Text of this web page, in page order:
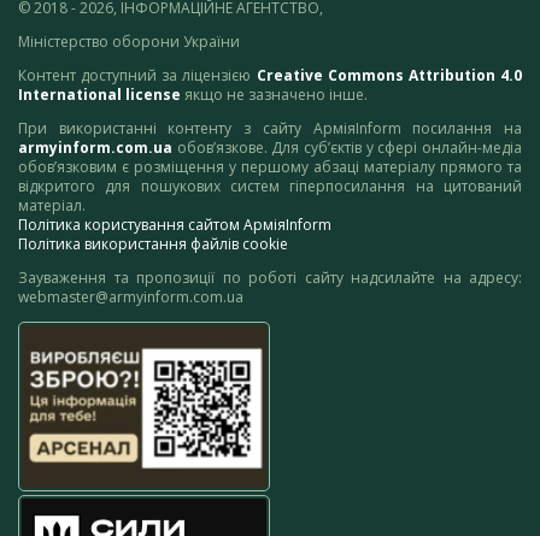
© 2018 - 2026, ІНФОРМАЦІЙНЕ АГЕНТСТВО,
Міністерство оборони України
Контент доступний за ліцензією Creative Commons Attribution 4.0
International license якщо не зазначено інше.
При використанні контенту з сайту АрміяInform посилання на
armyinform.com.ua обов’язкове. Для суб’єктів у сфері онлайн-медіа
обов’язковим є розміщення у першому абзаці матеріалу прямого та
відкритого для пошукових систем гіперпосилання на цитований
матеріал.
Політика користування сайтом АрміяInform
Політика використання файлів cookie
Зауваження та пропозиції по роботі сайту надсилайте на адресу:
webmaster@armyinform.com.ua